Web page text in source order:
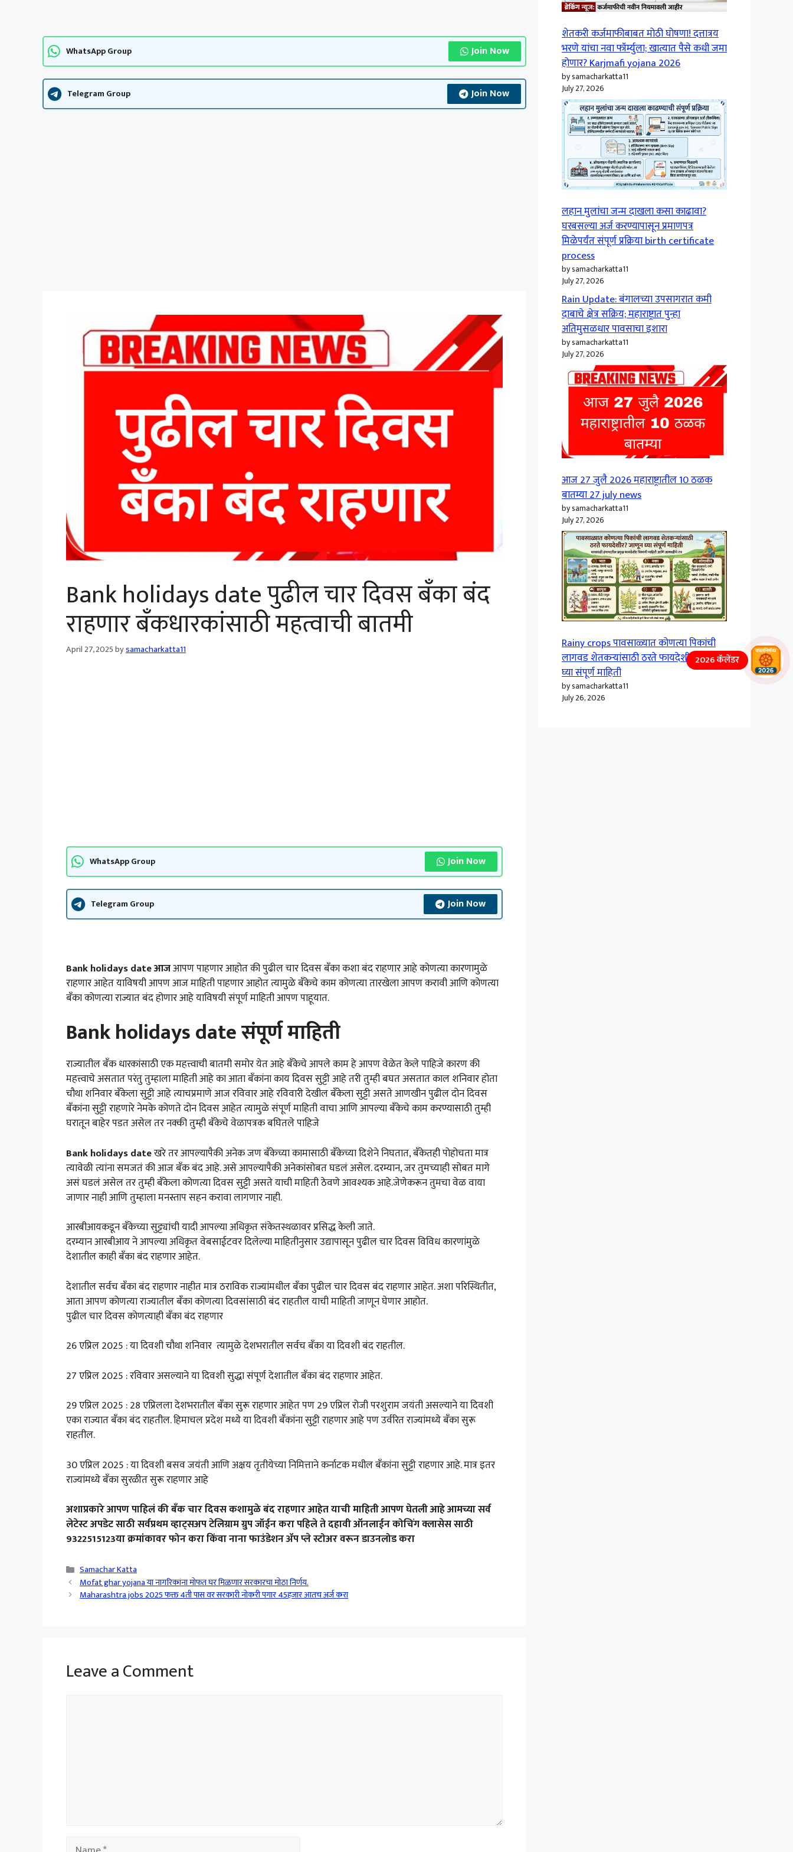
WhatsApp Group Join Now
Telegram Group Join Now
Bank holidays date पुढील चार दिवस बँका बंद
राहणार बँकधारकांसाठी महत्वाची बातमी
April 27, 2025bysamacharkatta11
WhatsApp Group Join Now
Telegram Group Join Now
Bank holidays date आजआपण पाहणार आहोत की पुढील चार दिवस बँका कशा बंद राहणार आहे कोणत्या कारणामुळे
राहणार आहेत याविषयी आपण आज माहिती पाहणार आहोत त्यामुळे बँकेचे काम कोणत्या तारखेला आपण करावी आणि कोणत्या
बँका कोणत्या राज्यात बंद होणार आहे याविषयी संपूर्ण माहिती आपण पाहूयात.
Bank holidays date संपूर्ण माहिती
राज्यातील बँक धारकांसाठी एक महत्त्वाची बातमी समोर येत आहे बँकेचे आपले काम हे आपण वेळेत केले पाहिजे कारण की
महत्त्वाचे असतात परंतु तुम्हाला माहिती आहे का आता बँकांना काय दिवस सुट्टी आहे तरी तुम्ही बघत असतात काल शनिवार होता
चौथा शनिवार बँकेला सुट्टी आहे त्याचप्रमाणे आज रविवार आहे रविवारी देखील बँकेला सुट्टी असते आणखीन पुढील दोन दिवस
बँकांना सुट्टी राहणारे नेमके कोणते दोन दिवस आहेत त्यामुळे संपूर्ण माहिती वाचा आणि आपल्या बँकेचे काम करण्यासाठी तुम्ही
घरातून बाहेर पडत असेल तर नक्की तुम्ही बँकेचे वेळापत्रक बघितले पाहिजे
Bank holidays dateखरे तर आपल्यापैकी अनेक जण बँकेच्या कामासाठी बँकेच्या दिशेने निघतात, बँकेतही पोहोचता मात्र
त्यावेळी त्यांना समजतं की आज बँक बंद आहे. असे आपल्यापैकी अनेकांसोबत घडलं असेल. दरम्यान, जर तुमच्याही सोबत मागे
असं घडलं असेल तर तुम्ही बँकेला कोणत्या दिवस सुट्टी असते याची माहिती ठेवणे आवश्यक आहे.जेणेकरून तुमचा वेळ वाया
जाणार नाही आणि तुम्हाला मनस्ताप सहन करावा लागणार नाही.
आरबीआयकडून बँकेच्या सुट्ट्यांची यादी आपल्या अधिकृत संकेतस्थळावर प्रसिद्ध केली जाते.
दरम्यान आरबीआय ने आपल्या अधिकृत वेबसाईटवर दिलेल्या माहितीनुसार उद्यापासून पुढील चार दिवस विविध कारणांमुळे
देशातील काही बँका बंद राहणार आहेत.
देशातील सर्वच बँका बंद राहणार नाहीत मात्र ठराविक राज्यांमधील बँका पुढील चार दिवस बंद राहणार आहेत. अशा परिस्थितीत,
आता आपण कोणत्या राज्यातील बँका कोणत्या दिवसांसाठी बंद राहतील याची माहिती जाणून घेणार आहोत.
पुढील चार दिवस कोणत्याही बँका बंद राहणार
26 एप्रिल 2025 : या दिवशी चौथा शनिवार त्यामुळे देशभरातील सर्वच बँका या दिवशी बंद राहतील.
27 एप्रिल 2025 : रविवार असल्याने या दिवशी सुद्धा संपूर्ण देशातील बँका बंद राहणार आहेत.
29 एप्रिल 2025 : 28 एप्रिलला देशभरातील बँका सुरू राहणार आहेत पण 29 एप्रिल रोजी परशुराम जयंती असल्याने या दिवशी
एका राज्यात बँका बंद राहतील. हिमाचल प्रदेश मध्ये या दिवशी बँकांना सुट्टी राहणार आहे पण उर्वरित राज्यांमध्ये बँका सुरू
राहतील.
30 एप्रिल 2025 : या दिवशी बसव जयंती आणि अक्षय तृतीयेच्या निमित्ताने कर्नाटक मधील बँकांना सुट्टी राहणार आहे. मात्र इतर
राज्यांमध्ये बँका सुरळीत सुरू राहणार आहे
अशाप्रकारे आपण पाहिलं की बँक चार दिवस कशामुळे बंद राहणार आहेत याची माहिती आपण घेतली आहे आमच्या सर्व
लेटेस्ट अपडेट साठी सर्वप्रथम व्हाट्सअप टेलिग्राम ग्रुप जॉईन करा पहिले ते दहावी ऑनलाईन कोचिंग क्लासेस साठी
9322515123या क्रमांकावर फोन करा किंवा नाना फाउंडेशन ॲप प्ले स्टोअर वरून डाउनलोड करा
Categories
Samachar Katta
Mofat ghar yojana या नागरिकांना मोफत घर मिळणार सरकारचा मोठा निर्णय.
Maharashtra jobs 2025 फक्त 4ती पास वर सरकारी नोकरी पगार 45हजार आतच अर्ज करा
Leave a Comment
Name
शेतकरी कर्जमाफीबाबत मोठी घोषणा! दत्तात्रय
भरणे यांचा नवा फॉर्म्युला; खात्यात पैसे कधी जमा
होणार? Karjmafi yojana 2026
by samacharkatta11
July 27, 2026
लहान मुलांचा जन्म दाखला कसा काढावा?
घरबसल्या अर्ज करण्यापासून प्रमाणपत्र
मिळेपर्यंत संपूर्ण प्रक्रिया birth certificate
process
by samacharkatta11
July 27, 2026
Rain Update: बंगालच्या उपसागरात कमी
दाबाचे क्षेत्र सक्रिय; महाराष्ट्रात पुन्हा
अतिमुसळधार पावसाचा इशारा
by samacharkatta11
July 27, 2026
आज 27 जुलै 2026 महाराष्ट्रातील 10 ठळक
बातम्या 27 july news
by samacharkatta11
July 27, 2026
Rainy crops पावसाळ्यात कोणत्या पिकांची
लागवड शेतकऱ्यांसाठी ठरते फायदेशीर? जाणून
घ्या संपूर्ण माहिती
by samacharkatta11
July 26, 2026
2026 कॅलेंडर